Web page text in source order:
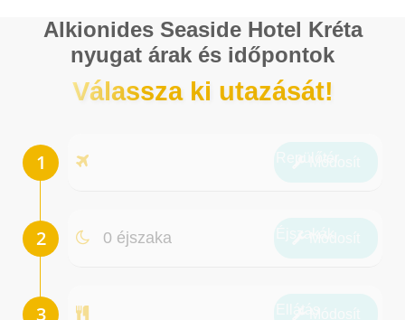
Alkionides Seaside Hotel Kréta
nyugat árak és időpontok
Válassza ki utazását!
0 éjszaka